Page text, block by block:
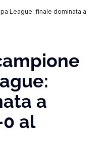
League: finale dominata a
a
al